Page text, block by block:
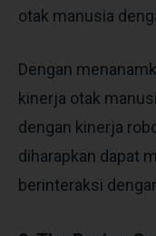
otak manusia
Dengan
kinerja otak
dengan kinerja
diharapkan dapat
berinteraksi